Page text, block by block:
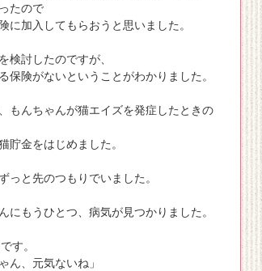
たので
に加入してもらおうと思いました。
検討したのですが、
保険がないということがわかりました。
もんちゃんが猫エイズを発症したときの
貯金をはじめました。
っと先のつもりでいました。
にもうひとつ、病気が見つかりました。
す。
ん、元気ないね」